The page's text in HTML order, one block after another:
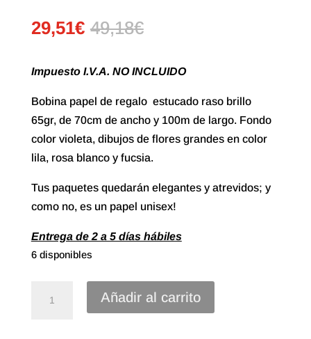
29,51€ 49,18€
Impuesto I.V.A. NO INCLUIDO
Bobina papel de regalo estucado raso brillo
65gr, de 70cm de ancho y 100m de largo. Fondo
color violeta, dibujos de flores grandes en color
lila, rosa blanco y fucsia.
Tus paquetes quedarán elegantes y atrevidos; y
como no, es un papel unisex!
Entrega de 2 a 5 días hábiles
6 disponibles
Añadir al carrito